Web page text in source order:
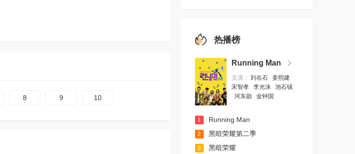
8 9 10
热播榜
Running Man
主演： 刘在石
姜熙建
宋智孝
李光洙
池石镇
河东勋
金钟国
1 Running Man
2 黑暗荣耀第二季
3 黑暗荣耀